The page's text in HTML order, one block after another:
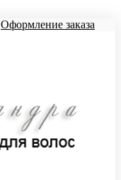
Оформление заказа